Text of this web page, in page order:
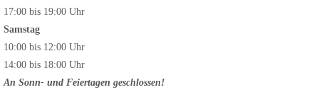
17:00 bis 19:00 Uhr
Samstag
10:00 bis 12:00 Uhr
14:00 bis 18:00 Uhr
An Sonn- und Feiertagen geschlossen!